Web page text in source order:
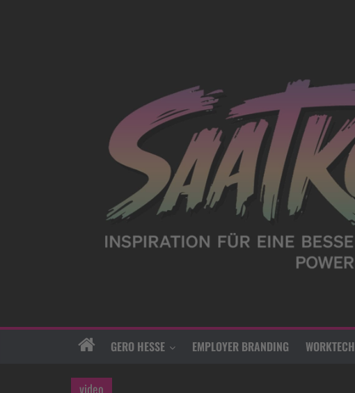
GERO HESSE EMPLOYER BRANDING WORKTECH
video